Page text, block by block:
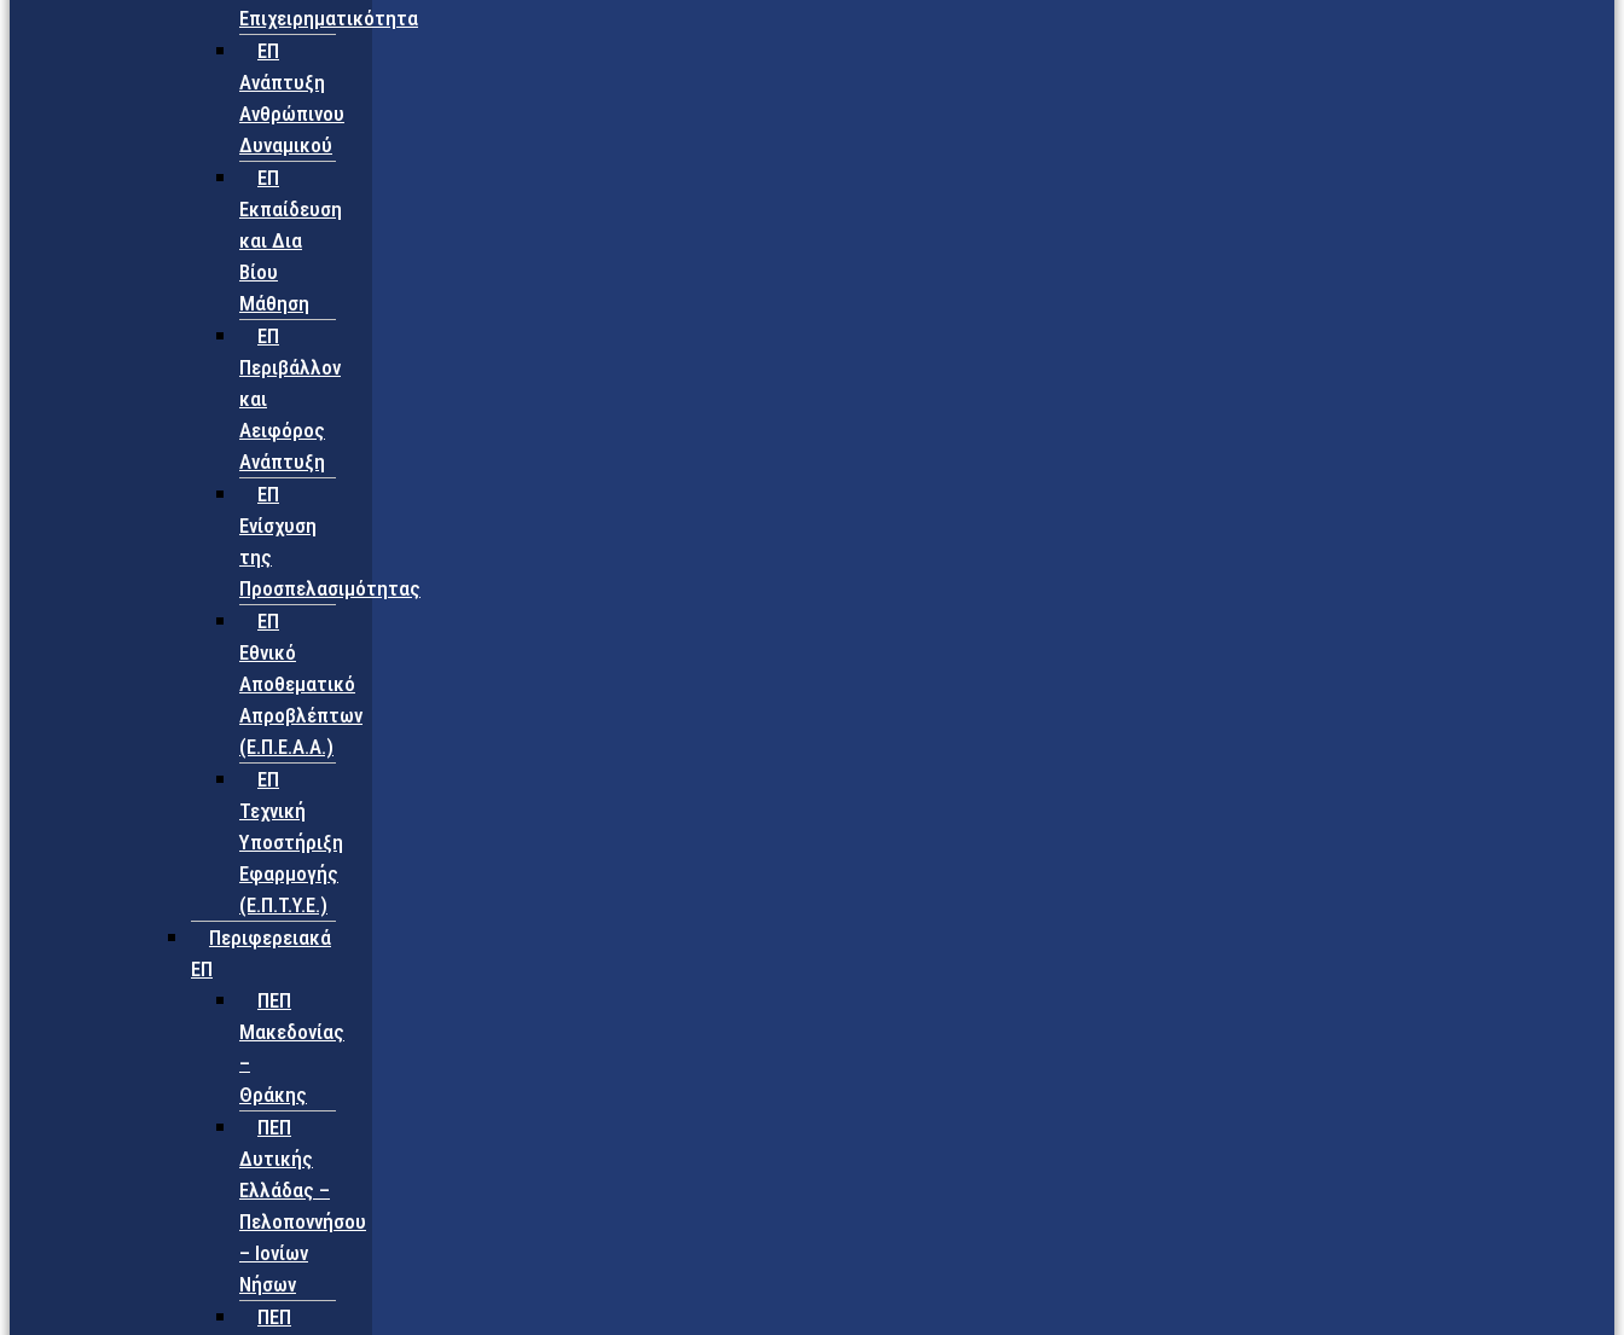
Επιχειρηματικότητα
ΕΠ
Ανάπτυξη
Ανθρώπινου
Δυναμικού
ΕΠ
Εκπαίδευση
και Δια
Βίου
Μάθηση
ΕΠ
Περιβάλλον
και
Αειφόρος
Ανάπτυξη
ΕΠ
Ενίσχυση
της
Προσπελασιμότητας
ΕΠ
Εθνικό
Αποθεματικό
Απροβλέπτων
(Ε.Π.Ε.Α.Α.)
ΕΠ
Τεχνική
Υποστήριξη
Εφαρμογής
(Ε.Π.Τ.Υ.Ε.)
Περιφερειακά
ΕΠ
ΠΕΠ
Μακεδονίας
–
Θράκης
ΠΕΠ
Δυτικής
Ελλάδας –
Πελοποννήσου
– Ιονίων
Νήσων
ΠΕΠ